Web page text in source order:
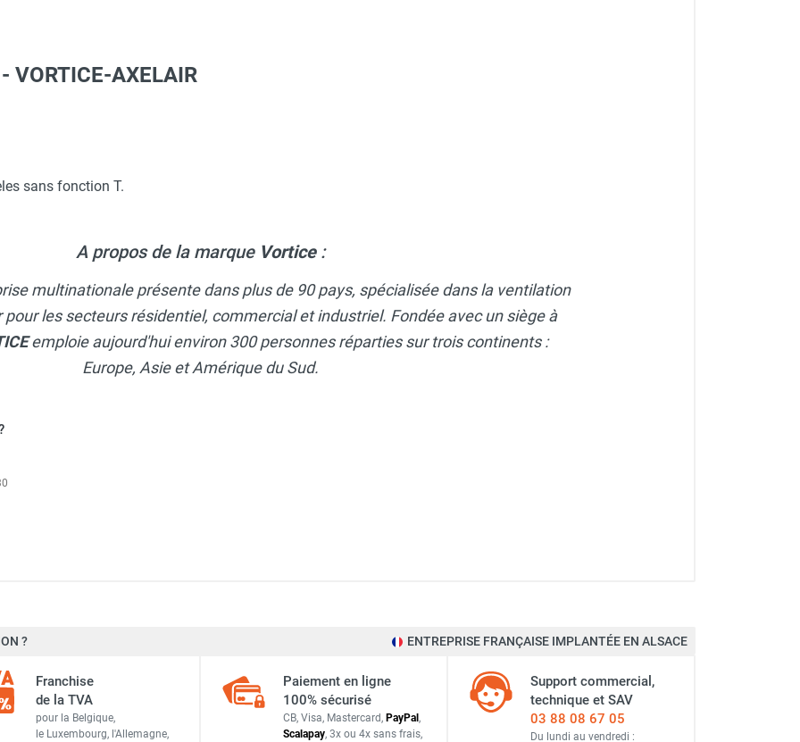
conduit Ø 156 mm LINEO XL160 - VORTICE-AXELAIR
conduit Ø 307 mm LINEO XL315 - VORTICE-AXELAIR
conduit Ø 196 mm LINEO XL200 - VORTICE-AXELAIR
conduit Ø 122 mm LINEO XL125 - VORTICE-AXELAIR
VORTICE-AXELAIR
sans fonction T.
A propos de la marque Vortice:
multinationale présente dans plus de 90 pays, spécialisée dans la ventilation
les secteurs résidentiel, commercial et industriel. Fondée avec un siège à
emploie aujourd'hui environ 300 personnes réparties sur trois continents :
Europe, Asie et Amérique du Sud.
? ENTREPRISE FRANÇAISE IMPLANTÉE EN ALSACE
Franchise
de la TVA
pour la Belgique,
le Luxembourg, l'Allemagne,
Paiement en ligne
100% sécurisé
CB, Visa, Mastercard, PayPal ,
Scalapay, 3x ou 4x sans frais,
Support commercial,
technique et SAV
03 88 08 67 05
Du lundi au vendredi :